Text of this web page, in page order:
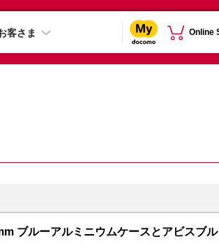
客さま Online
ブルーアルミニウムケースとアビスブル